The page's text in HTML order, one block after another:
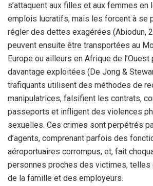
s’attaquent aux filles et aux femmes en
emplois lucratifs, mais les forcent à se
régler des dettes exagérées (Abiodun,
peuvent ensuite être transportées au
Europe ou ailleurs en Afrique de l’Ouest
davantage exploitées (De Jong &
trafiquants utilisent des méthodes de
manipulatrices, falsifient les contrats,
passeports et infligent des violences
sexuelles. Ces crimes sont perpétrés
d’agents, comprenant parfois des
aéroportuaires corrompus, et, fait
personnes proches des victimes, telles
de la famille et des employeurs.